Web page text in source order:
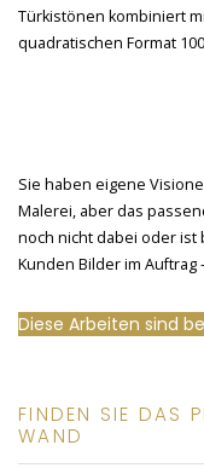
Sie haben eigene
Malerei, aber das
noch nicht dabei oder ist
Kunden Bilder im Auftrag
Diese Arbeiten sind
FINDEN SIE DAS
WAND